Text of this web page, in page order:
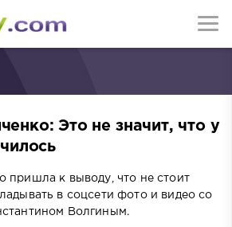
Это не значит, что у
пришла к выводу, что не стоит
в соцсети фото и видео со
Волгиным.